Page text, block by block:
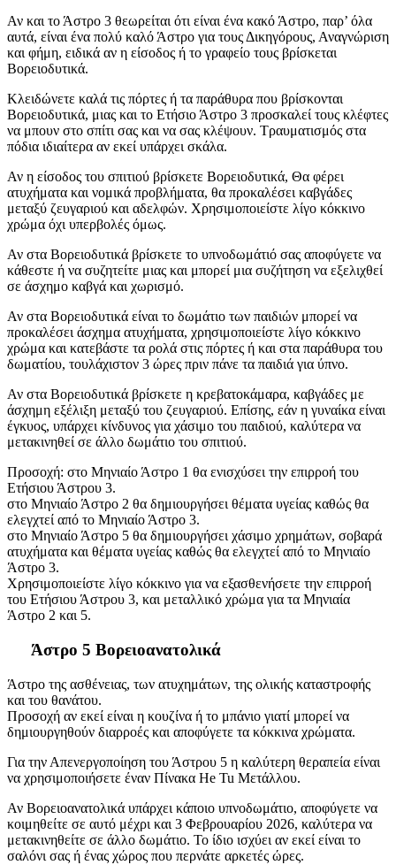
Αν και το Άστρο 3 θεωρείται ότι είναι ένα κακό Άστρο, παρ’ όλα
αυτά, είναι ένα πολύ καλό Άστρο για τους Δικηγόρους, Αναγνώριση
και φήμη, ειδικά αν η είσοδος ή το γραφείο τους βρίσκεται
Βορειοδυτικά.
Κλειδώνετε καλά τις πόρτες ή τα παράθυρα που βρίσκονται
Βορειοδυτικά, μιας και το Ετήσιο Άστρο 3 προσκαλεί τους κλέφτες
να μπουν στο σπίτι σας και να σας κλέψουν. Τραυματισμός στα
πόδια ιδιαίτερα αν εκεί υπάρχει σκάλα.
Αν η είσοδος του σπιτιού βρίσκετε Βορειοδυτικά, Θα φέρει
ατυχήματα και νομικά προβλήματα, θα προκαλέσει καβγάδες
μεταξύ ζευγαριού και αδελφών. Χρησιμοποιείστε λίγο κόκκινο
χρώμα όχι υπερβολές όμως.
Αν στα Βορειοδυτικά βρίσκετε το υπνοδωμάτιό σας αποφύγετε να
κάθεστε ή να συζητείτε μιας και μπορεί μια συζήτηση να εξελιχθεί
σε άσχημο καβγά και χωρισμό.
Αν στα Βορειοδυτικά είναι το δωμάτιο των παιδιών μπορεί να
προκαλέσει άσχημα ατυχήματα, χρησιμοποιείστε λίγο κόκκινο
χρώμα και κατεβάστε τα ρολά στις πόρτες ή και στα παράθυρα του
δωματίου, τουλάχιστον 3 ώρες πριν πάνε τα παιδιά για ύπνο.
Αν στα Βορειοδυτικά βρίσκετε η κρεβατοκάμαρα, καβγάδες με
άσχημη εξέλιξη μεταξύ του ζευγαριού. Επίσης, εάν η γυναίκα είναι
έγκυος, υπάρχει κίνδυνος για χάσιμο του παιδιού, καλύτερα να
μετακινηθεί σε άλλο δωμάτιο του σπιτιού.
Προσοχή: στο Μηνιαίο Άστρο 1 θα ενισχύσει την επιρροή του
Ετήσιου Άστρου 3.
στο Μηνιαίο Άστρο 2 θα δημιουργήσει θέματα υγείας καθώς θα
ελεγχτεί από το Μηνιαίο Άστρο 3.
στο Μηνιαίο Άστρο 5 θα δημιουργήσει χάσιμο χρημάτων, σοβαρά
ατυχήματα και θέματα υγείας καθώς θα ελεγχτεί από το Μηνιαίο
Άστρο 3.
Χρησιμοποιείστε λίγο κόκκινο για να εξασθενήσετε την επιρροή
του Ετήσιου Άστρου 3, και μεταλλικό χρώμα για τα Μηνιαία
Άστρο 2 και 5.
Άστρο 5 Βορειοανατολικά
Άστρο της ασθένειας, των ατυχημάτων, της ολικής καταστροφής
και του θανάτου.
Προσοχή αν εκεί είναι η κουζίνα ή το μπάνιο γιατί μπορεί να
δημιουργηθούν διαρροές και αποφύγετε τα κόκκινα χρώματα.
Για την Απενεργοποίηση του Άστρου 5 η καλύτερη θεραπεία είναι
να χρησιμοποιήσετε έναν Πίνακα He Tu Μετάλλου.
Αν Βορειοανατολικά υπάρχει κάποιο υπνοδωμάτιο, αποφύγετε να
κοιμηθείτε σε αυτό μέχρι και 3 Φεβρουαρίου 2026, καλύτερα να
μετακινηθείτε σε άλλο δωμάτιο. Το ίδιο ισχύει αν εκεί είναι το
σαλόνι σας ή ένας χώρος που περνάτε αρκετές ώρες.